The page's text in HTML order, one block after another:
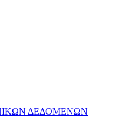
ΔΕΔΟΜΕΝΩΝ